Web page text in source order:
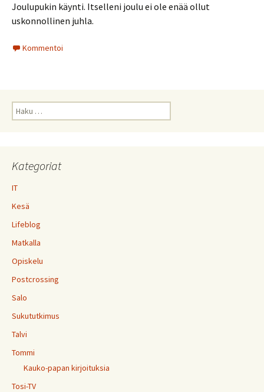
Joulupukin käynti. Itselleni joulu ei ole enää ollut
uskonnollinen juhla.
Kommentoi
Haku:
Kategoriat
IT
Kesä
Lifeblog
Matkalla
Opiskelu
Postcrossing
Salo
Sukututkimus
Talvi
Tommi
Kauko-papan kirjoituksia
Tosi-TV